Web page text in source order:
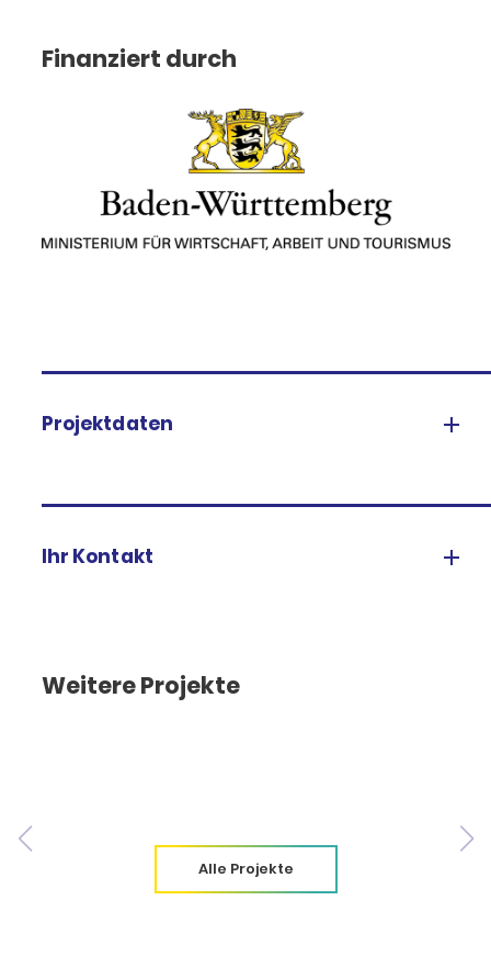
Finanziert durch
Projektdaten
Ihr Kontakt
Weitere Projekte
Alle Projekte